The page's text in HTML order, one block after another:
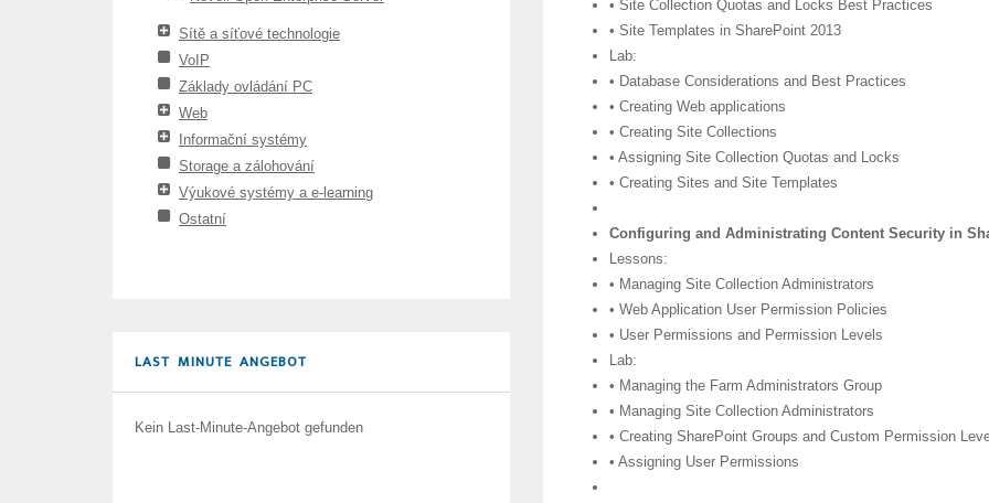
Sítě a síťové technologie
VoIP
Základy ovládání PC
Web
Informační systémy
Storage a zálohování
Výukové systémy a e-learning
Ostatní
LAST MINUTE ANGEBOT
Kein Last-Minute-Angebot gefunden
• Site Collection Quotas and Locks Best Practices
• Site Templates in SharePoint 2013
Lab:
• Database Considerations and Best Practices
• Creating Web applications
• Creating Site Collections
• Assigning Site Collection Quotas and Locks
• Creating Sites and Site Templates
Configuring and Administrating Content Security in
Lessons:
• Managing Site Collection Administrators
• Web Application User Permission Policies
• User Permissions and Permission Levels
Lab:
• Managing the Farm Administrators Group
• Managing Site Collection Administrators
• Creating SharePoint Groups and Custom Permission
• Assigning User Permissions